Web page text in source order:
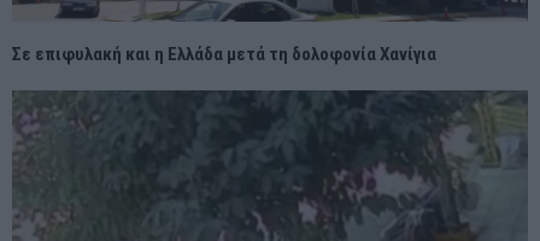
Σε επιφυλακή και η Ελλάδα μετά τη δολοφονία Χανίγια